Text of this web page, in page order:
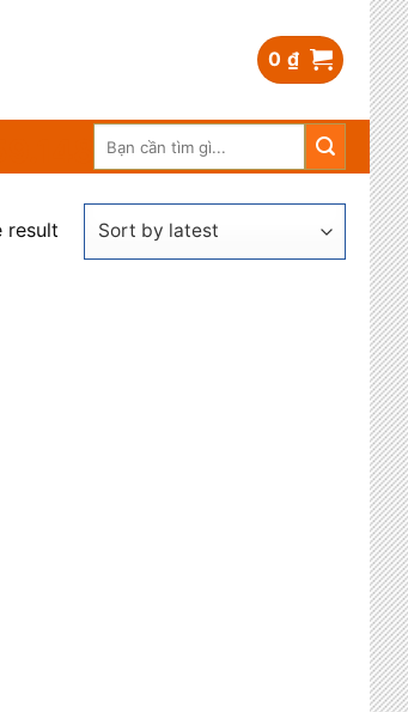
0 ₫
for:
result